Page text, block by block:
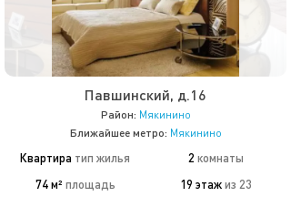
Павшинский, д.16
Район: Мякинино
Ближайшее метро: Мякинино
Квартира тип жилья 2 комнаты
74 м² площадь 19 этажиз 23